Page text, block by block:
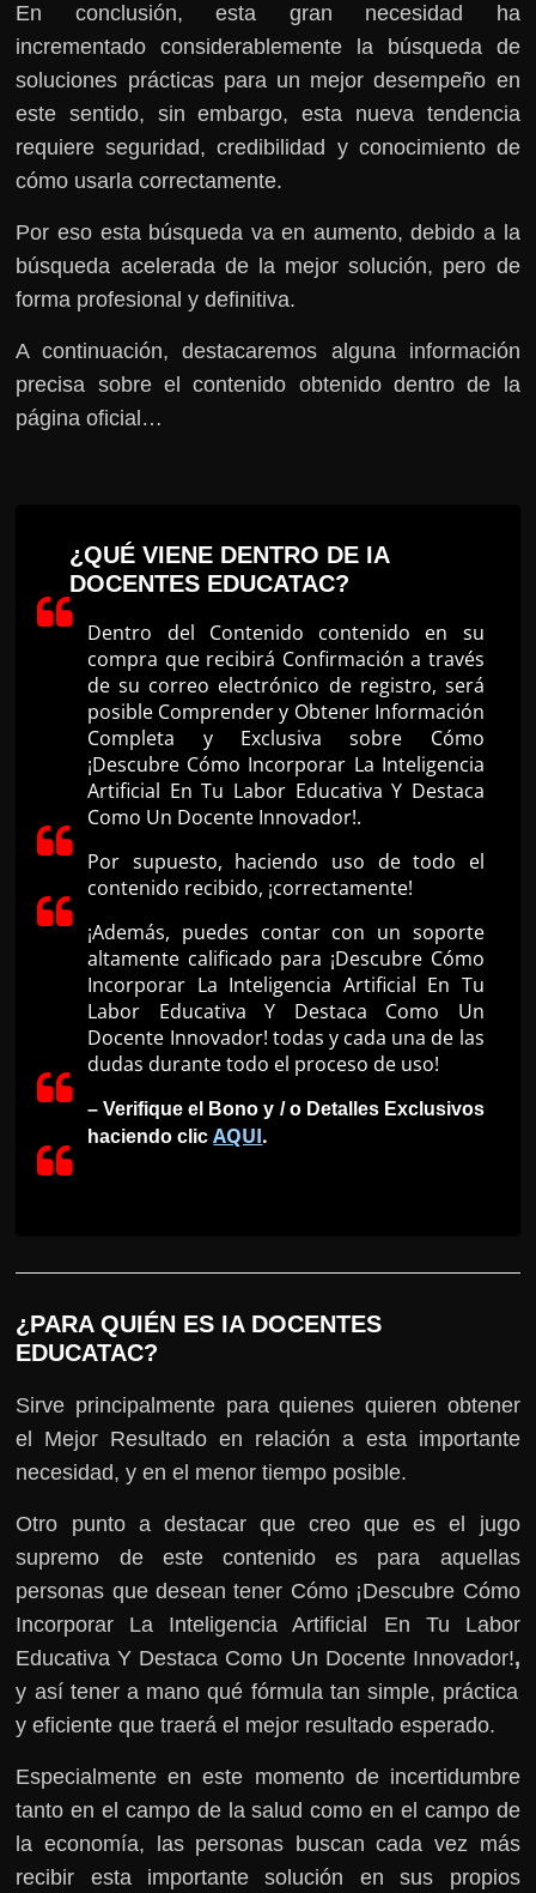
En conclusión, esta gran necesidad ha
incrementado considerablemente la búsqueda de
soluciones prácticas para un mejor desempeño en
este sentido, sin embargo, esta nueva tendencia
requiere seguridad, credibilidad y conocimiento de
cómo usarla correctamente.
Por eso esta búsqueda va en aumento, debido a la
búsqueda acelerada de la mejor solución, pero de
forma profesional y definitiva.
A continuación, destacaremos alguna información
precisa sobre el contenido obtenido dentro de la
página oficial…
¿QUÉ VIENE DENTRO DE IA
DOCENTES EDUCATAC?
Dentro del Contenido contenido en su
compra que recibirá Confirmación a través
de su correo electrónico de registro, será
posible Comprender y Obtener Información
Completa y Exclusiva sobre Cómo
¡Descubre Cómo Incorporar La Inteligencia
Artificial En Tu Labor Educativa Y Destaca
Como Un Docente Innovador!.
Por supuesto, haciendo uso de todo el
contenido recibido, ¡correctamente!
¡Además, puedes contar con un soporte
altamente calificado para ¡Descubre Cómo
Incorporar La Inteligencia Artificial En Tu
Labor Educativa Y Destaca Como Un
Docente Innovador! todas y cada una de las
dudas durante todo el proceso de uso!
– Verifique el Bono y / o Detalles Exclusivos
haciendo clic AQUI.
¿PARA QUIÉN ES IA DOCENTES
EDUCATAC?
Sirve principalmente para quienes quieren obtener
el Mejor Resultado en relación a esta importante
necesidad, y en el menor tiempo posible.
Otro punto a destacar que creo que es el jugo
supremo de este contenido es para aquellas
personas que desean tener Cómo ¡Descubre Cómo
Incorporar La Inteligencia Artificial En Tu Labor
Educativa Y Destaca Como Un Docente Innovador!,
y así tener a mano qué fórmula tan simple, práctica
y eficiente que traerá el mejor resultado esperado.
Especialmente en este momento de incertidumbre
tanto en el campo de la salud como en el campo de
la economía, las personas buscan cada vez más
recibir esta importante solución en sus propios